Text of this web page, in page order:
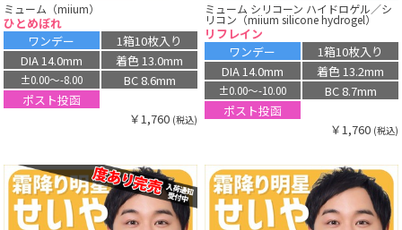
ミューム（miium）
ひとめぼれ
ワンデー
1箱10枚入り
DIA 14.0mm
着色 13.0mm
±0.00〜-8.00
BC 8.6mm
ポスト投函
￥1,760 (税込)
ミューム シリコーン ハイドロゲル／シ
リコン（miium silicone hydrogel）
リフレイン
ワンデー
1箱10枚入り
DIA 14.0mm
着色 13.2mm
±0.00〜-10.00
BC 8.7mm
ポスト投函
￥1,760 (税込)